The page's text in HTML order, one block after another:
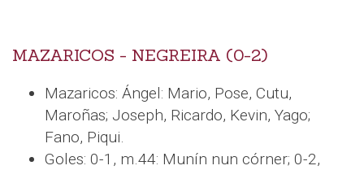
MAZARICOS - NEGREIRA (0-2)
Mazaricos: Ángel: Mario, Pose, Cutu,
Maroñas; Joseph, Ricardo, Kevin, Yago;
Fano, Piqui.
Goles: 0-1, m.44: Munín nun córner; 0-2,